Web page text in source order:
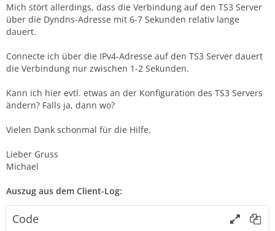
Mich stört allerdings, dass die Verbindung auf den TS3 Server
über die Dyndns-Adresse mit 6-7 Sekunden relativ lange
dauert.
Connecte ich über die IPv4-Adresse auf den TS3 Server dauert
die Verbindung nur zwischen 1-2 Sekunden.
Kann ich hier evtl. etwas an der Konfiguration des TS3 Servers
ändern? Falls ja, dann wo?
Vielen Dank schonmal für die Hilfe.
Lieber Gruss
Michael
Auszug aus dem Client-Log:
Code